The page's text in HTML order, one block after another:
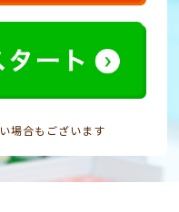
場合もございます